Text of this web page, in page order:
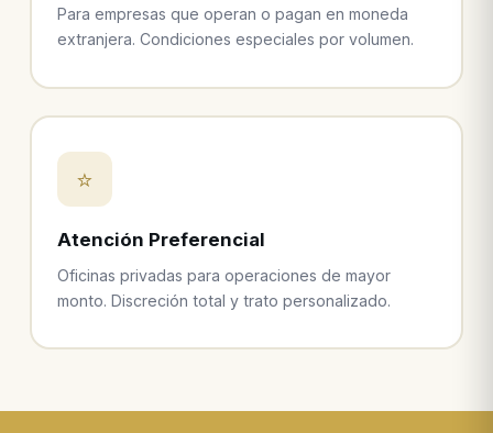
Para empresas que operan o pagan en moneda
extranjera. Condiciones especiales por volumen.
⭐
Atención Preferencial
Oficinas privadas para operaciones de mayor
monto. Discreción total y trato personalizado.